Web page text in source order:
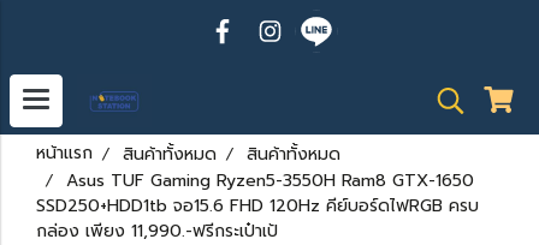
หน้าแรก สินค้าทั้งหมด
สินค้าทั้งหมด
Asus TUF Gaming Ryzen5-3550H Ram8 GTX-1650
SSD250+HDD1tb จอ15.6 FHD 120Hz คีย์บอร์ดไฟRGB ครบ
กล่อง เพียง 11,990.-ฟรีกระเป๋าเป้